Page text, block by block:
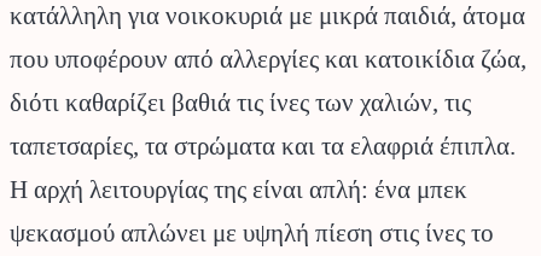
κατάλληλη για νοικοκυριά με μικρά παιδιά, άτομα
που υποφέρουν από αλλεργίες και κατοικίδια ζώα,
διότι καθαρίζει βαθιά τις ίνες των χαλιών, τις
ταπετσαρίες, τα στρώματα και τα ελαφριά έπιπλα.
Η αρχή λειτουργίας της είναι απλή: ένα μπεκ
ψεκασμού απλώνει με υψηλή πίεση στις ίνες το